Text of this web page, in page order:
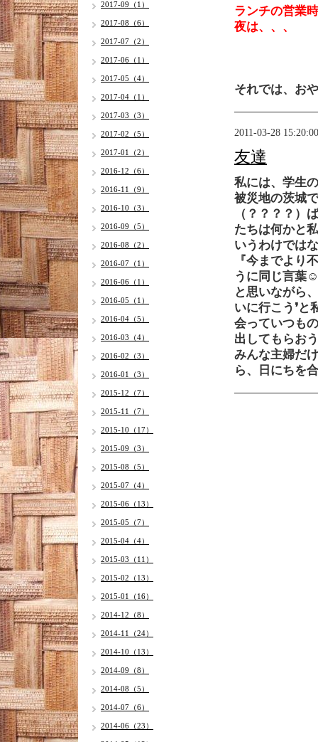
ランチの営
夜は、
それでは、お
2011-03-28 15:20:00
友達
私には、学生
被災地の茨
（？？？？
たちは何かと
いうわけでは
『今までより
うに同じ言
と思いなが
いに行こう❜
会っていつも
出してもらお
みんな主婦だ
ら、日にちを
2017-09（1）
2017-08（6）
2017-07（2）
2017-06（1）
2017-05（4）
2017-04（1）
2017-03（3）
2017-02（5）
2017-01（2）
2016-12（6）
2016-11（9）
2016-10（3）
2016-09（5）
2016-08（2）
2016-07（1）
2016-06（1）
2016-05（1）
2016-04（5）
2016-03（4）
2016-02（3）
2016-01（3）
2015-12（7）
2015-11（7）
2015-10（17）
2015-09（3）
2015-08（5）
2015-07（4）
2015-06（13）
2015-05（7）
2015-04（4）
2015-03（11）
2015-02（13）
2015-01（16）
2014-12（8）
2014-11（24）
2014-10（13）
2014-09（8）
2014-08（5）
2014-07（6）
2014-06（23）